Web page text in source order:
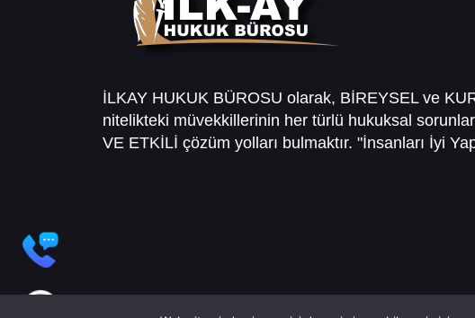
İLKAY HUKUK BÜROSU olarak, BİREYSEL ve
nitelikteki müvekkillerinin her türlü hukuksal
VE ETKİLİ çözüm yolları bulmaktır. "İnsanları İyi